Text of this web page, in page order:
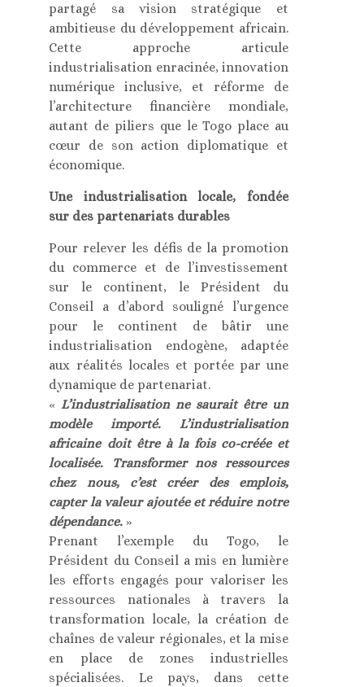
partagé sa vision stratégique et
ambitieuse du développement africain.
Cette approche articule
industrialisation enracinée, innovation
numérique inclusive, et réforme de
l’architecture financière mondiale,
autant de piliers que le Togo place au
cœur de son action diplomatique et
économique.
Une industrialisation locale, fondée
sur des partenariats durables
Pour relever les défis de la promotion
du commerce et de l’investissement
sur le continent, le Président du
Conseil a d’abord souligné l’urgence
pour le continent de bâtir une
industrialisation endogène, adaptée
aux réalités locales et portée par une
dynamique de partenariat.
« L’industrialisation ne saurait être un
modèle importé. L’industrialisation
africaine doit être à la fois co-créée et
localisée. Transformer nos ressources
chez nous, c’est créer des emplois,
capter la valeur ajoutée et réduire notre
dépendance. »
Prenant l’exemple du Togo, le
Président du Conseil a mis en lumière
les efforts engagés pour valoriser les
ressources nationales à travers la
transformation locale, la création de
chaînes de valeur régionales, et la mise
en place de zones industrielles
spécialisées. Le pays, dans cette